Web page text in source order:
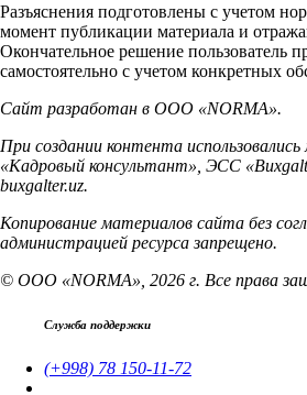
Разъяснения подготовлены с учетом
момент публикации материала и
Окончательное решение пользователь
самостоятельно с учетом конкретных
Сайт разработан в ООО «NORMA».
При создании контента
«Кадровый консультант», ЭСС
buxgalter.uz.
Копирование материалов сайта без
администрацией ресурса запрещено.
© ООО «NORMA», 2026 г. Все права
Служба поддержки
(+998) 78 150-11-72